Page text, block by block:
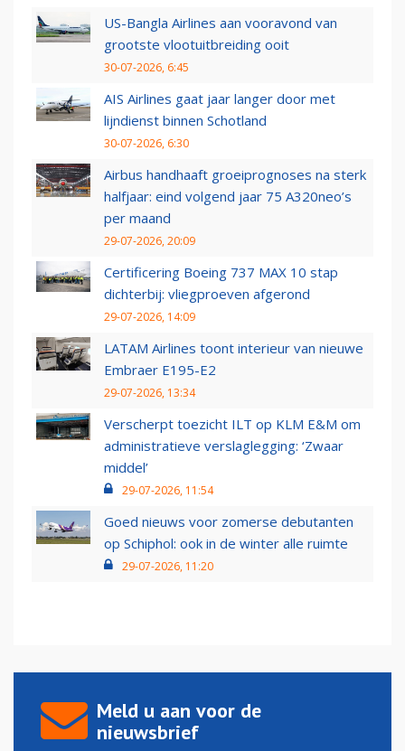
US-Bangla Airlines aan vooravond van
grootste vlootuitbreiding ooit
30-07-2026, 6:45
AIS Airlines gaat jaar langer door met
lijndienst binnen Schotland
30-07-2026, 6:30
Airbus handhaaft groeiprognoses na sterk
halfjaar: eind volgend jaar 75 A320neo’s
per maand
29-07-2026, 20:09
Certificering Boeing 737 MAX 10 stap
dichterbij: vliegproeven afgerond
29-07-2026, 14:09
LATAM Airlines toont interieur van nieuwe
Embraer E195-E2
29-07-2026, 13:34
Verscherpt toezicht ILT op KLM E&M om
administratieve verslaglegging: ‘Zwaar
middel’
29-07-2026, 11:54
Goed nieuws voor zomerse debutanten
op Schiphol: ook in de winter alle ruimte
29-07-2026, 11:20
Meld u aan voor de
nieuwsbrief